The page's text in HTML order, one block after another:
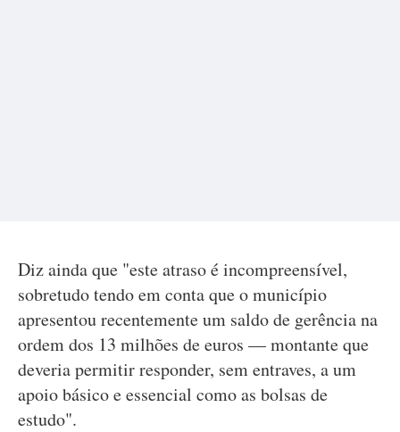
Diz ainda que "este atraso é incompreensível,
sobretudo tendo em conta que o município
apresentou recentemente um saldo de gerência na
ordem dos 13 milhões de euros — montante que
deveria permitir responder, sem entraves, a um
apoio básico e essencial como as bolsas de
estudo".